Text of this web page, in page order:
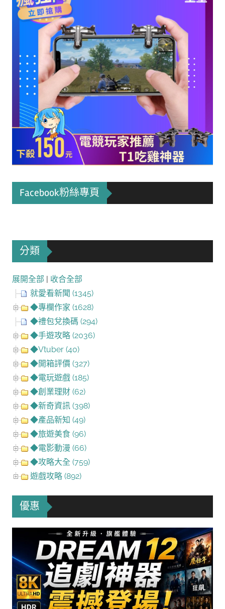
Facebook粉絲專頁
分類
展開全部 | 收合全部
就愛看新聞 (1345)
◆專欄作家 (1628)
◆禮包兌換碼 (294)
◆手遊攻略 (2036)
◆Vtuber (40)
◆開箱評價 (327)
◆電玩遊戲 (185)
◆創業理財 (62)
◆新奇資訊 (398)
◆產品新知 (49)
◆旅遊美食 (96)
◆電影動漫 (66)
◆攻略大全 (759)
遊戲攻略 (892)
優惠